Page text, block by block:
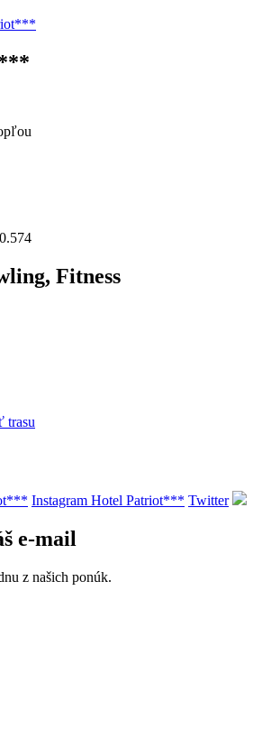
Fitness
trasu
Instagram Hotel Patriot*** Twitter
e-mail
z našich ponúk.